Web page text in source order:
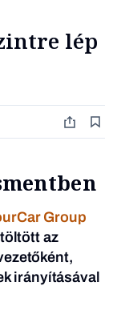
lép
Group
az
irányításával